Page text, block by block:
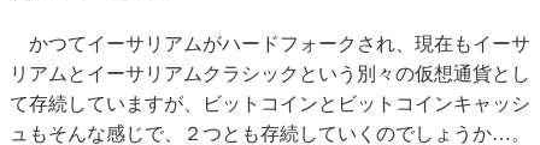
かつてイーサリアムがハードフォークされ、現在もイーサ
リアムとイーサリアムクラシックという別々の仮想通貨とし
て存続していますが、ビットコインとビットコインキャッシ
ュもそんな感じで、２つとも存続していくのでしょうか…。